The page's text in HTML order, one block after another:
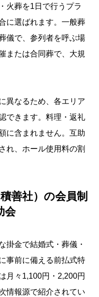
火葬を1日で行うプラ
に選ばれます。一般葬
儀で、参列者を呼ぶ場
または合同葬で、大規
異なるため、各エリア
できます。料理・返礼
に含まれません。互助
れ、ホール使用料の割
善社）の会員制
会
掛金で結婚式・葬儀・
事前に備える前払式特
月々1,100円・2,200円
情報源で紹介されてい